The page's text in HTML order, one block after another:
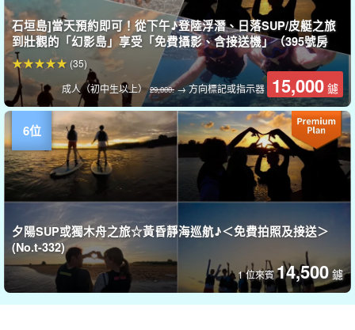
石垣島]當天預約即可！從下午♪登陸浮潛、日落SUP/皮艇之旅
到壯觀的「幻影島」享受「免費攝影、含接送機」（395號房
成人（初中生以上）29,000.→ 方向標記或指示器 15,000 鑢
(35)
夕陽SUP或獨木舟之旅☆黃昏靜海巡航♪＜免費拍照及接送＞
(No.t-332)
1 位來賓14,500 鑢